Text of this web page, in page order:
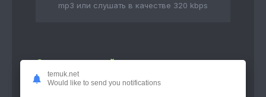
mp3 или слушать в качестве 320 kbps
Слушать онлайн
Сүйүүңдү уурдап кетем
temuk.net
Would like to send you notifications